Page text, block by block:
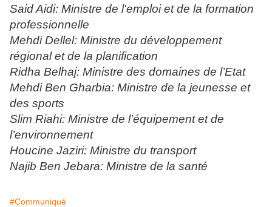
Said Aidi: Ministre de l'emploi et de la formation
professionnelle
Mehdi Dellel: Ministre du développement
régional et de la planification
Ridha Belhaj: Ministre des domaines de l’Etat
Mehdi Ben Gharbia: Ministre de la jeunesse et
des sports
Slim Riahi: Ministre de l’équipement et de
l’environnement
Houcine Jaziri: Ministre du transport
Najib Ben Jebara: Ministre de la santé
#Communiqué